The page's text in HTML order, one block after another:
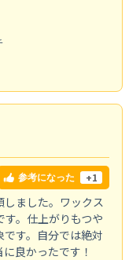
参考になった +1
ました。ワックス
。仕上がりもつや
す。自分では絶対
良かったです！